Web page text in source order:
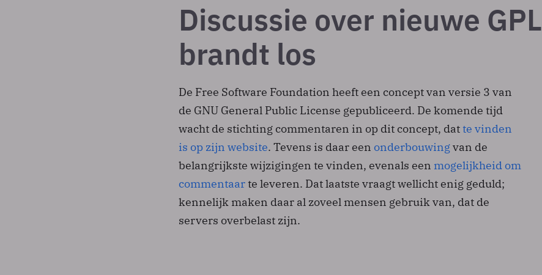
Discussie over nieuwe GPL
brandt los
De Free Software Foundation heeft een concept van versie 3 van
de GNU General Public License gepubliceerd. De komende tijd
wacht de stichting commentaren in op dit concept, datte vinden
is op zijn website. Tevens is daar een onderbouwingvan de
belangrijkste wijzigingen te vinden, evenals een mogelijkheid om
commentaarte leveren. Dat laatste vraagt wellicht enig geduld;
kennelijk maken daar al zoveel mensen gebruik van, dat de
servers overbelast zijn.